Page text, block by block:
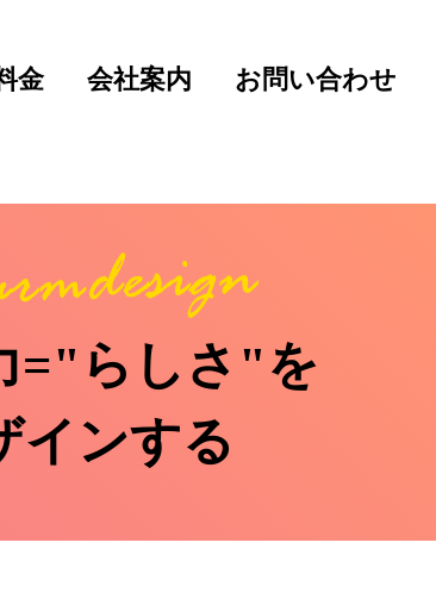
金 会社案内 お問い合わせ
="らしさ"を
インする